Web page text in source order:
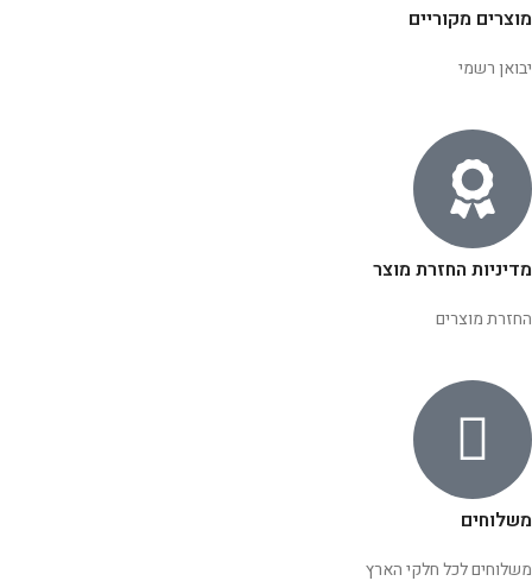
מוצרים מקוריים
יבואן רשמי
מדיניות החזרת מוצר
החזרת מוצרים
משלוחים
משלוחים לכל חלקי הארץ